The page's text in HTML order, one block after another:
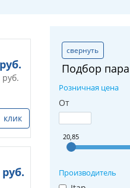
свернуть
Подбор
Розничная цена
От
20,85
Производитель
руб.
клик